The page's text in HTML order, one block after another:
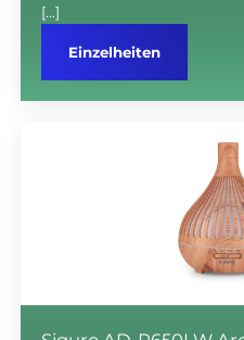
[…]
Einzelheiten